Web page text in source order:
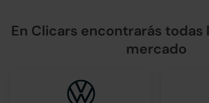
En Clicars encontrarás todas
mercado